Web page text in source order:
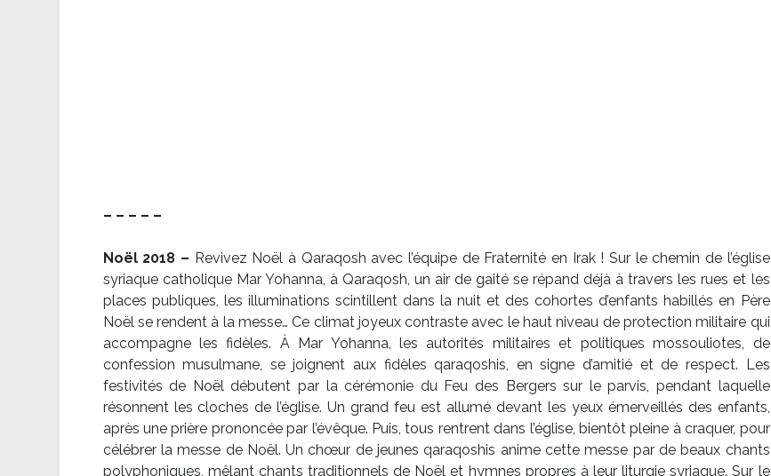
– – – – –
Noël 2018 – Revivez Noël à Qaraqosh avec l’équipe de Fraternité en Irak ! Sur le chemin de l’église
syriaque catholique Mar Yohanna, à Qaraqosh, un air de gaité se répand déjà à travers les rues et les
places publiques, les illuminations scintillent dans la nuit et des cohortes d’enfants habillés en Père
Noël se rendent à la messe… Ce climat joyeux contraste avec le haut niveau de protection militaire qui
accompagne les fidèles. À Mar Yohanna, les autorités militaires et politiques mossouliotes, de
confession musulmane, se joignent aux fidèles qaraqoshis, en signe d’amitié et de respect. Les
festivités de Noël débutent par la cérémonie du Feu des Bergers sur le parvis, pendant laquelle
résonnent les cloches de l’église. Un grand feu est allumé devant les yeux émerveillés des enfants,
après une prière prononcée par l’évêque. Puis, tous rentrent dans l’église, bientôt pleine à craquer, pour
célébrer la messe de Noël. Un chœur de jeunes qaraqoshis anime cette messe par de beaux chants
polyphoniques, mêlant chants traditionnels de Noël et hymnes propres à leur liturgie syriaque. Sur le